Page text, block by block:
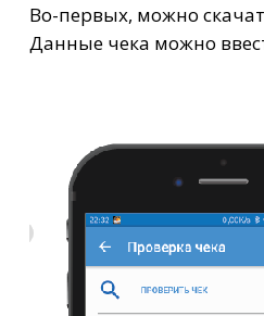
Во-первых, можно
Данные чека можно